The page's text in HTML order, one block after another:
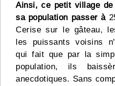
Ainsi, ce petit village
sa population passer à
Cerise sur le gâteau,
les puissants voisins
qui fait que par la
population, ils
anecdotiques. Sans